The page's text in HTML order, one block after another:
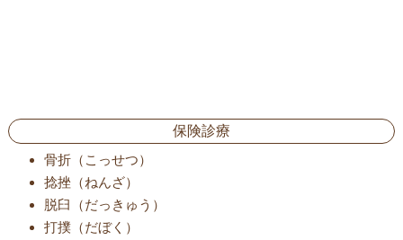
保険診療
骨折（こっせつ）
捻挫（ねんざ）
脱臼（だっきゅう）
打撲（だぼく）